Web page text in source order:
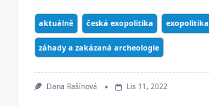
aktuálně česká exopolitika exopolitika
záhady a zakázaná archeologie
Dana Rašínová Lis 11, 2022